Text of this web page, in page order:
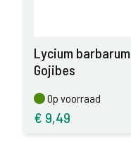
Lycium barbarum
Gojibes
Op voorraad
Op voorraad
€ 9,49